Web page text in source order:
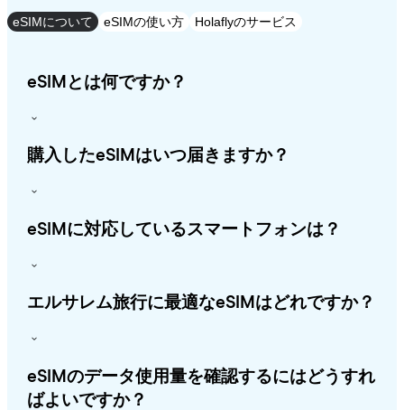
eSIMについて eSIMの使い方 Holaflyのサービス
eSIMとは何ですか？
購入したeSIMはいつ届きますか？
eSIMに対応しているスマートフォンは？
エルサレム旅行に最適なeSIMはどれですか？
eSIMのデータ使用量を確認するにはどうすれ
ばよいですか？